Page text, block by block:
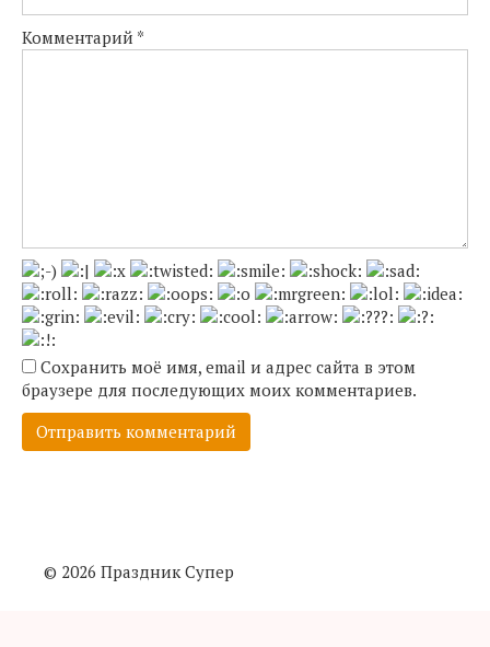
Комментарий *
Сохранить моё имя, email и адрес сайта в этом
браузере для последующих моих комментариев.
© 2026 Праздник Супер